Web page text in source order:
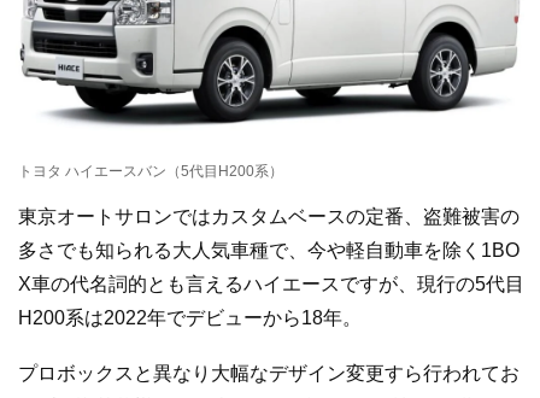
トヨタ ハイエースバン（5代目H200系）
東京オートサロンではカスタムベースの定番、盗難被害の
多さでも知られる大人気車種で、今や軽自動車を除く1BO
X車の代名詞的とも言えるハイエースですが、現行の5代目
H200系は2022年でデビューから18年。
プロボックスと異なり大幅なデザイン変更すら行われてお